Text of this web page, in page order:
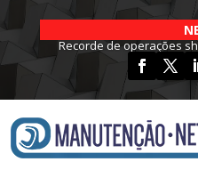
Recorde de operações